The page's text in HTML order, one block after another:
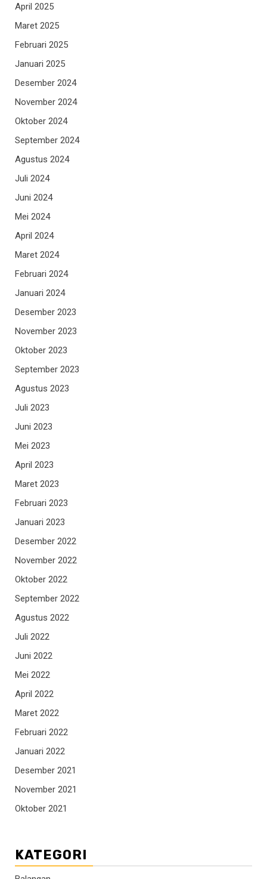
April 2025
Maret 2025
Februari 2025
Januari 2025
Desember 2024
November 2024
Oktober 2024
September 2024
Agustus 2024
Juli 2024
Juni 2024
Mei 2024
April 2024
Maret 2024
Februari 2024
Januari 2024
Desember 2023
November 2023
Oktober 2023
September 2023
Agustus 2023
Juli 2023
Juni 2023
Mei 2023
April 2023
Maret 2023
Februari 2023
Januari 2023
Desember 2022
November 2022
Oktober 2022
September 2022
Agustus 2022
Juli 2022
Juni 2022
Mei 2022
April 2022
Maret 2022
Februari 2022
Januari 2022
Desember 2021
November 2021
Oktober 2021
KATEGORI